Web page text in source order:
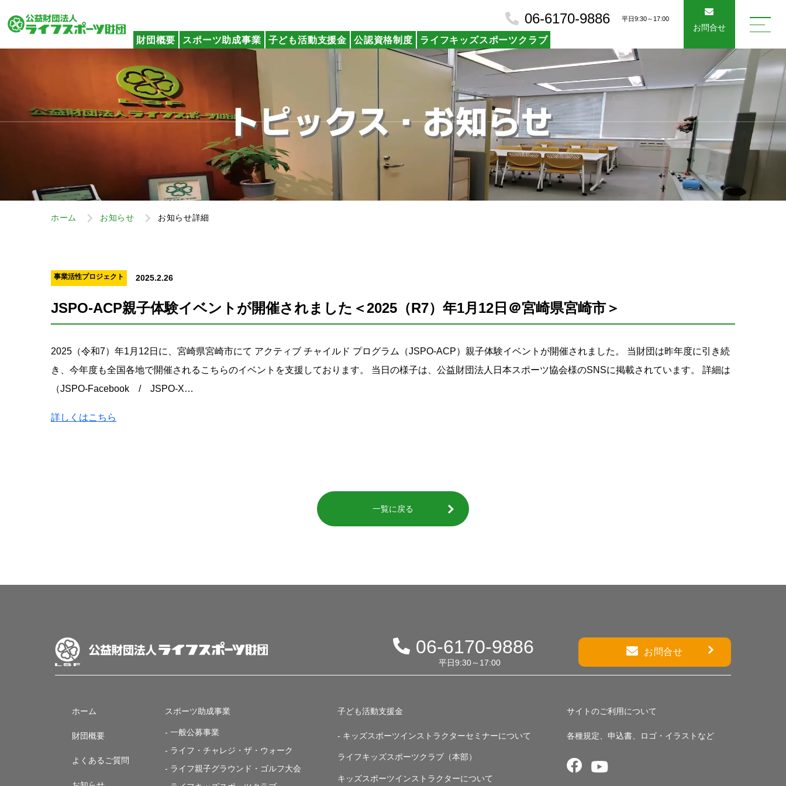
06-6170-9886 平日9:30～17:00
財団概要 スポーツ助成事業 子ども活動支援金 公認資格制度 ライフキッズスポーツクラブ
お問合せ
ホーム お知らせ お知らせ詳細
事業活性プロジェクト 2025.2.26
JSPO-ACP親子体験イベントが開催されました＜2025（R7）年1月12日＠宮崎県宮崎市＞
2025（令和7）年1月12日に、宮崎県宮崎市にて アクティブ チャイルド プログラム（JSPO-ACP）親子体験イベントが開催されました。 当財団は昨年度に引き続
き、今年度も全国各地で開催されるこちらのイベントを支援しております。 当日の様子は、公益財団法人日本スポーツ協会様のSNSに掲載されています。 詳細は
（JSPO-Facebook / JSPO-X…
詳しくはこちら
一覧に戻る
06-6170-9886
平日9:30～17:00
お問合せ
ホーム
財団概要
よくあるご質問
スポーツ助成事業
- 一般公募事業
- ライフ・チャレジ・ザ・ウォーク
- ライフ親子グラウンド・ゴルフ大会
子ども活動支援金
- キッズスポーツインストラクターセミナーについて
ライフキッズスポーツクラブ（本部）
キッズスポーツインストラクターについて
サイトのご利用について
各種規定、申込書、ロゴ・イラストなど